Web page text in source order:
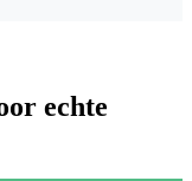
echte